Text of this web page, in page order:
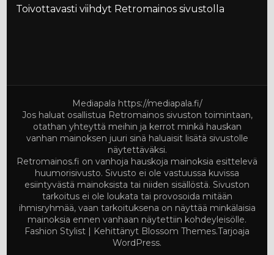
Toivottavasti viihdyt Retromainos sivustolla
Mediapala https://mediapala.fi/
Jos haluat osallistua Retromainos sivuston toimintaan,
otathan yhteyttä meihin ja kerrot minkä hauskan
vanhan mainoksen juuri sinä haluaisit lisätä sivustolle
näytettäväksi.
Retromainos.fi on vanhoja hauskoja mainoksia esittelevä
huumorisivusto. Sivusto ei ole vastuussa kuvissa
esiintyvästä mainoksista tai niiden sisällöstä. Sivuston
tarkoitus ei ole loukata tai provosoida mitään
ihmisryhmää, vaan tarkoituksena on näyttää minkälaisia
mainoksia ennen vanhaan näytettiin kohdeyleisölle.
Fashion Stylist | Kehittänyt Blossom Themes.Tarjoaja
WordPress.